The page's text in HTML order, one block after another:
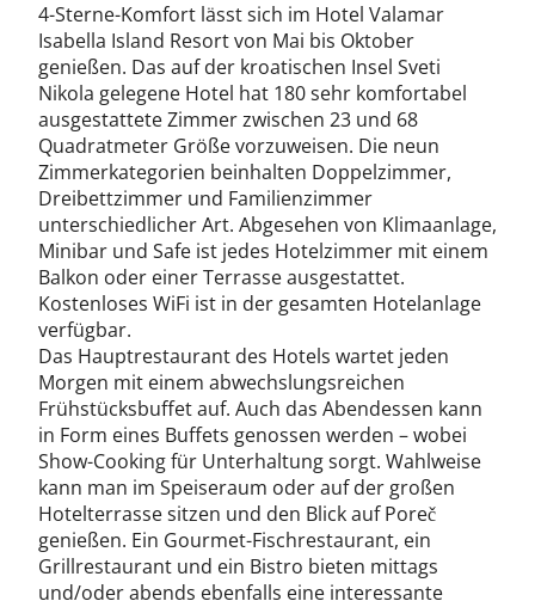
4-Sterne-Komfort lässt sich im Hotel Valamar
Isabella Island Resort von Mai bis Oktober
genießen. Das auf der kroatischen Insel Sveti
Nikola gelegene Hotel hat 180 sehr komfortabel
ausgestattete Zimmer zwischen 23 und 68
Quadratmeter Größe vorzuweisen. Die neun
Zimmerkategorien beinhalten Doppelzimmer,
Dreibettzimmer und Familienzimmer
unterschiedlicher Art. Abgesehen von Klimaanlage,
Minibar und Safe ist jedes Hotelzimmer mit einem
Balkon oder einer Terrasse ausgestattet.
Kostenloses WiFi ist in der gesamten Hotelanlage
verfügbar.
Das Hauptrestaurant des Hotels wartet jeden
Morgen mit einem abwechslungsreichen
Frühstücksbuffet auf. Auch das Abendessen kann
in Form eines Buffets genossen werden – wobei
Show-Cooking für Unterhaltung sorgt. Wahlweise
kann man im Speiseraum oder auf der großen
Hotelterrasse sitzen und den Blick auf Poreč
genießen. Ein Gourmet-Fischrestaurant, ein
Grillrestaurant und ein Bistro bieten mittags
und/oder abends ebenfalls eine interessante